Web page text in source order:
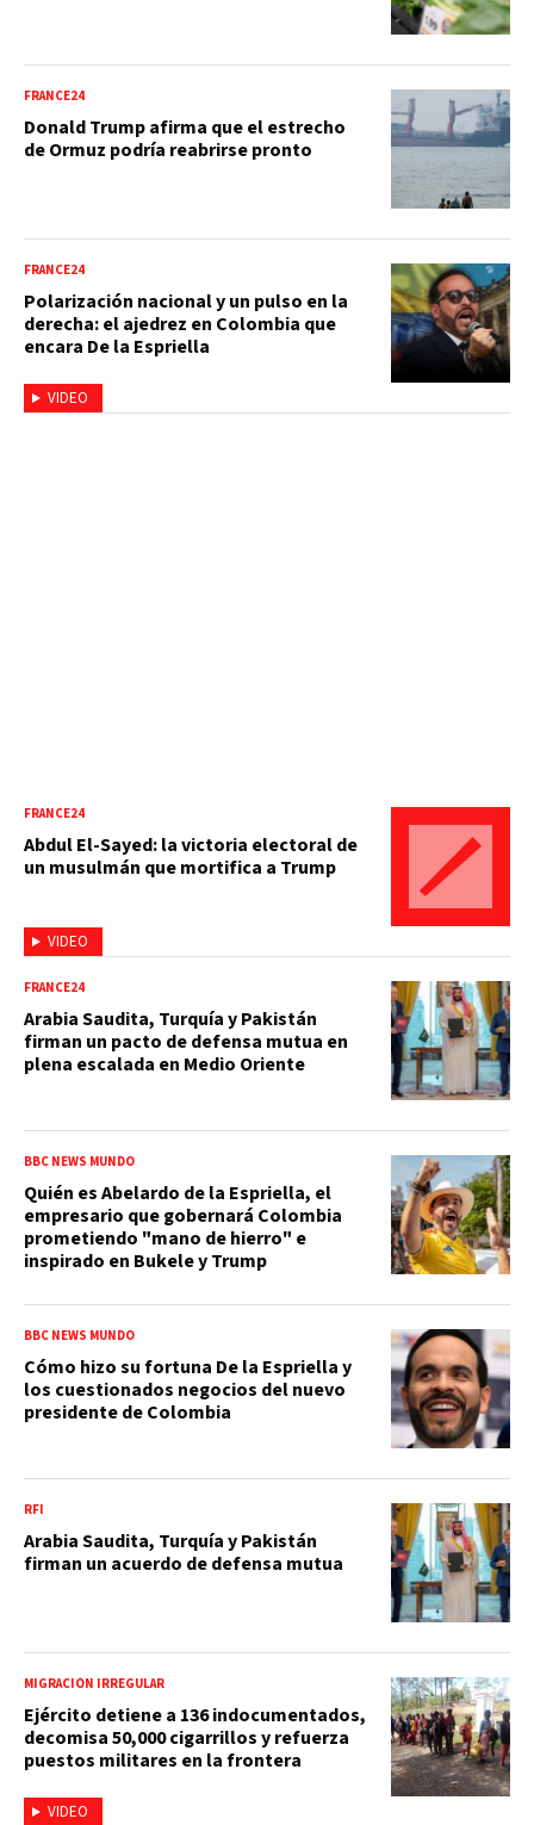
FRANCE24
Donald Trump afirma que el estrecho
de Ormuz podría reabrirse pronto
VIDEO
FRANCE24
Polarización nacional y un pulso en la
derecha: el ajedrez en Colombia que
encara De la Espriella
VIDEO
FRANCE24
Abdul El-Sayed: la victoria electoral de
un musulmán que mortifica a Trump
FRANCE24
Arabia Saudita, Turquía y Pakistán
firman un pacto de defensa mutua en
plena escalada en Medio Oriente
BBC NEWS MUNDO
Quién es Abelardo de la Espriella, el
empresario que gobernará Colombia
prometiendo "mano de hierro" e
inspirado en Bukele y Trump
BBC NEWS MUNDO
Cómo hizo su fortuna De la Espriella y
los cuestionados negocios del nuevo
presidente de Colombia
RFI
Arabia Saudita, Turquía y Pakistán
firman un acuerdo de defensa mutua
VIDEO
MIGRACIÓN IRREGULAR
Ejército detiene a 136 indocumentados,
decomisa 50,000 cigarrillos y refuerza
puestos militares en la frontera